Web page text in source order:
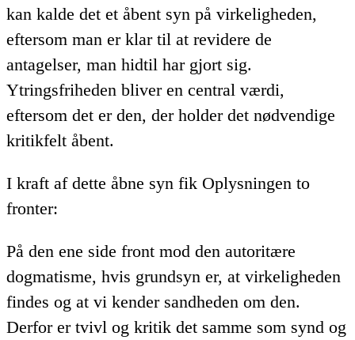
kan kalde det et åbent syn på virkeligheden,
eftersom man er klar til at revidere de
antagelser, man hidtil har gjort sig.
Ytringsfriheden bliver en central værdi,
eftersom det er den, der holder det nødvendige
kritikfelt åbent.
I kraft af dette åbne syn fik Oplysningen to
fronter:
På den ene side front mod den autoritære
dogmatisme, hvis grundsyn er, at virkeligheden
findes og at vi kender sandheden om den.
Derfor er tvivl og kritik det samme som synd og